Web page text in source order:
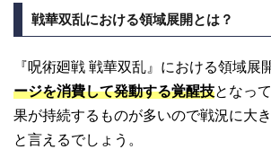
戦華双乱における領域展開とは？
『呪術廻戦 戦華双乱』における領域展
ージを消費して発動する覚醒技となっ
果が持続するものが多いので戦況に大
と言えるでしょう。